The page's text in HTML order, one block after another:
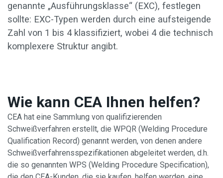
genannte „Ausführungsklasse“ (EXC), festlegen
sollte: EXC-Typen werden durch eine aufsteigende
Zahl von 1 bis 4 klassifiziert, wobei 4 die technisch
komplexere Struktur angibt.
Wie kann CEA Ihnen helfen?
CEA hat eine Sammlung von qualifizierenden
Schweißverfahren erstellt, die WPQR (Welding Procedure
Qualification Record) genannt werden, von denen andere
Schweißverfahrensspezifikationen abgeleitet werden, d.h.
die so genannten WPS (Welding Procedure Specification),